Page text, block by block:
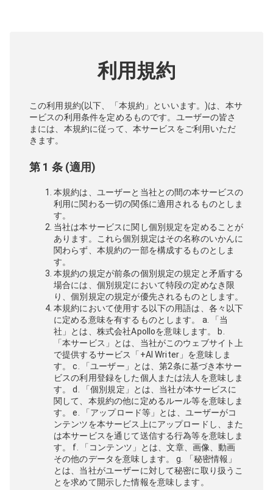
利用規約
この利用規約(以下、「本規約」といいます。)は、本サ
ービスの利用条件を定めるものです。ユーザーの皆さ
まには、本規約に従って、本サービスをご利用いただ
きます。
第 1 条 (適用)
本規約は、ユーザーと当社との間の本サービスの
利用に関わる一切の関係に適用されるものとしま
す。
当社は本サービスに関し個別規定を定めることが
あります。これら個別規定はその名称のいかんに
関わらず、本規約の一部を構成するものとしま
す。
本規約の規定が前条の個別規定の規定と矛盾する
場合には、個別規定において特段の定めなき限
り、個別規定の規定が優先されるものとします。
本規約において使用する以下の用語は、各々以下
に定める意味を有するものとします。 a. 「当
社」とは、株式会社Apolloを意味します。 b.
「本サービス」とは、当社がこのウェブサイト上
で提供するサービス「+AI Writer」を意味しま
す。 c. 「ユーザー」とは、第2条に基づき本サー
ビスの利用登録をした個人または法人を意味しま
す。 d. 「個別規定」とは、当社が本サービスに
関して、本規約の他に定めるルール等を意味しま
す。 e. 「アップロード等」とは、ユーザーがコ
ンテンツを本サービス上にアップロードし、また
は本サービスを通じて送信する行為等を意味しま
す。 f. 「コンテンツ」とは、文章、画像、動画
その他のデータを意味します。 g. 「秘密情報」
とは、当社がユーザーに対して秘密に取り扱うこ
とを求めて開示した情報を意味します。